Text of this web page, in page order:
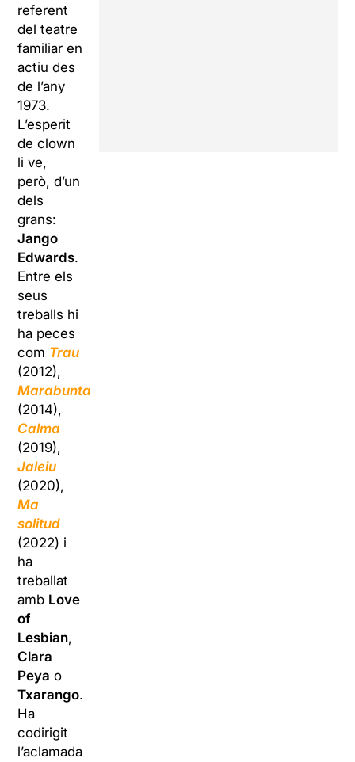
referent
del teatre
familiar en
actiu des
de l’any
1973.
L’esperit
de clown
li ve,
però, d’un
dels
grans:
Jango
Edwards.
Entre els
seus
treballs hi
ha peces
com Trau
(2012),
Marabunta
(2014),
Calma
(2019),
Jaleiu
(2020),
Ma
solitud
(2022) i
ha
treballat
amb Love
of
Lesbian,
Clara
Peya o
Txarango.
Ha
codirigit
l’aclamada